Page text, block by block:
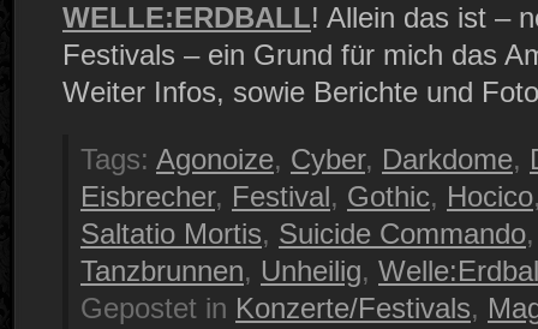
WELLE:ERDBALL! Allein das ist –
Festivals – ein Grund für mich das
Weiter Infos, sowie Berichte und
Tags: Agonoize, Cyber, Darkdome,
Eisbrecher, Festival, Gothic, Hocico
Saltatio Mortis, Suicide Commando
Tanzbrunnen, Unheilig,
Gepostet in Konzerte/Festivals,